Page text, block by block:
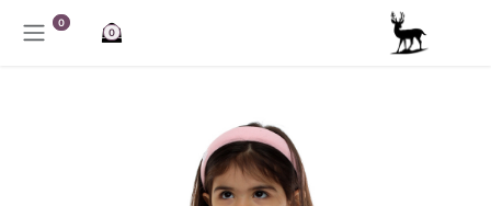
تخطي للذهاب إلى المحتوى
0
0